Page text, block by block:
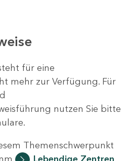
für eine
mehr zur Verfügung. Für
nutzen Sie bitte
Themenschwerpunkt
Lebendige Zentren